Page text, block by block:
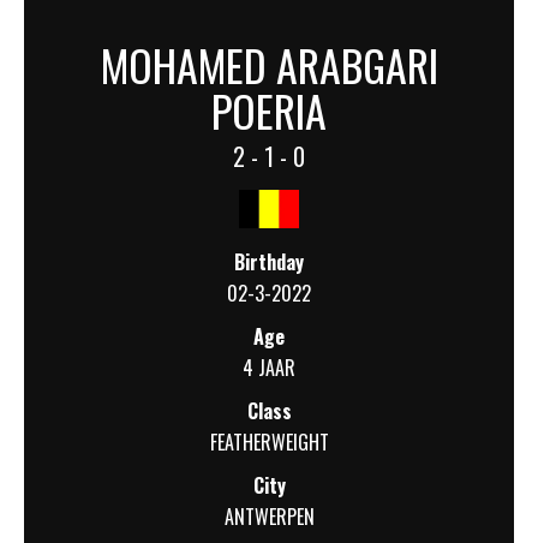
MOHAMED ARABGARI
POERIA
2 - 1 - 0
Birthday
02-3-2022
Age
4 JAAR
Class
FEATHERWEIGHT
City
ANTWERPEN